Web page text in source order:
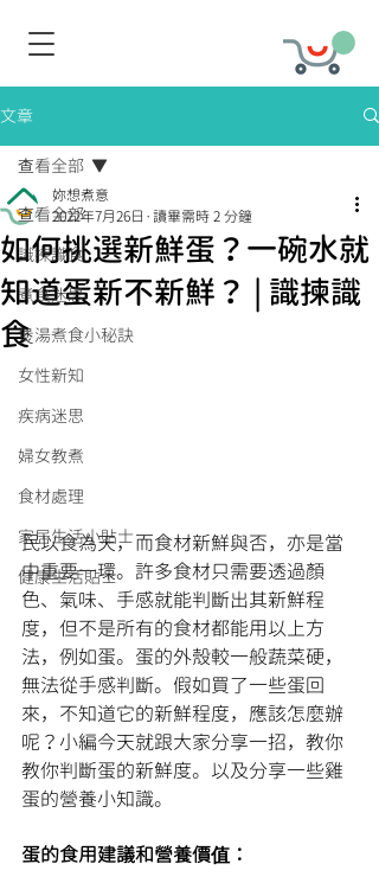
文章
查看全部
識揀識食
煮食迷思
煲湯煮食小秘訣
女性新知
疾病迷思
婦女教煮
食材處理
家居生活小貼士
健康生活貼士
查看全部
如何挑選新鮮蛋？一碗水就
知道蛋新不新鮮？ | 識揀識
食
妳想煮意
2022年7月26日 讀畢需時 2 分鐘
民以食為天，而食材新鮮與否，亦是當
中重要一環。許多食材只需要透過顏
色、氣味、手感就能判斷出其新鮮程
度，但不是所有的食材都能用以上方
法，例如蛋。蛋的外殼較一般蔬菜硬，
無法從手感判斷。假如買了一些蛋回
來，不知道它的新鮮程度，應該怎麼辦
呢？小編今天就跟大家分享一招，教你
教你判斷蛋的新鮮度。以及分享一些雞
蛋的營養小知識。
蛋的食用建議和營養價值：